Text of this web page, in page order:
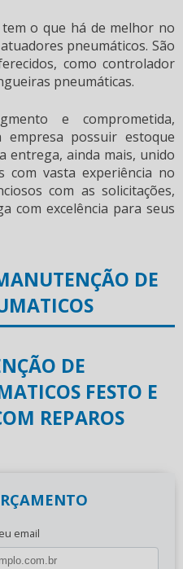
o que há de melhor no
pneumáticos. São
como controlador
pneumáticas.
e comprometida,
empresa possuir estoque
entrega, ainda mais, unido
com vasta experiência no
com as solicitações,
com excelência para seus
DE
DE
FESTO E
REPAROS
email